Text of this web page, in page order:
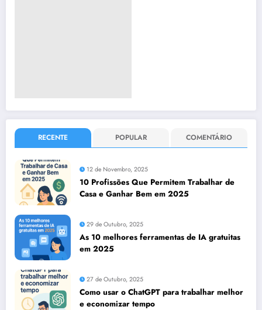
RECENTE POPULAR COMENTÁRIO
12 de Novembro, 2025
10 Profissões Que Permitem Trabalhar de
Casa e Ganhar Bem em 2025
29 de Outubro, 2025
As 10 melhores ferramentas de IA gratuitas
em 2025
27 de Outubro, 2025
Como usar o ChatGPT para trabalhar melhor
e economizar tempo